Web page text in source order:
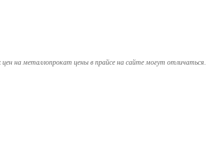
на металлопрокат цены в прайсе на сайте могут